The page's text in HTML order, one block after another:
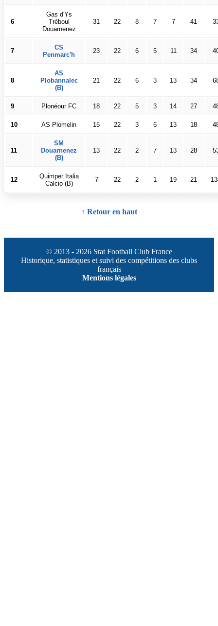
6
Gas d'Ys
Tréboul
Douarnenez
31 22 8 7 7 41
7
CS
Penmarc'h
23 22 6 5 11 34
8
AS
Plobannalec
(B)
21 22 6 3 13 34
9 Plonéour FC 18 22 5 3 14 27
10 AS Plomelin 15 22 3 6 13 18
11
SM
Douarnenez
(B)
13 22 2 7 13 28
12
Quimper Italia
Calcio (B)
7 22 2 1 19 21
↑ Retour en haut
© 2013 - 2026 Stat Football Club France
Historique, statistiques et suivi des compétitions des clubs
français
Mentions légales